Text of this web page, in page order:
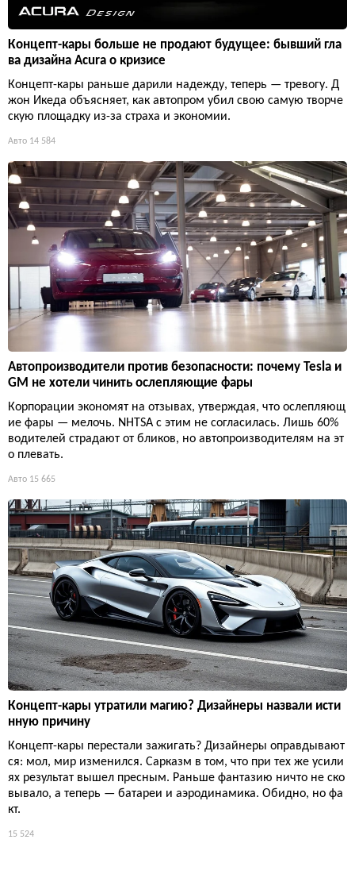
Концепт-кары больше не продают будущее: бывший гла
ва дизайна Acura о кризисе
Концепт-кары раньше дарили надежду, теперь — тревогу. Д
жон Икеда объясняет, как автопром убил свою самую творче
скую площадку из-за страха и экономии.
Авто 14 584
Автопроизводители против безопасности: почему Tesla и
GM не хотели чинить ослепляющие фары
Корпорации экономят на отзывах, утверждая, что ослепляющ
ие фары — мелочь. NHTSA с этим не согласилась. Лишь 60%
водителей страдают от бликов, но автопроизводителям на эт
о плевать.
Авто 15 665
Концепт-кары утратили магию? Дизайнеры назвали исти
нную причину
Концепт-кары перестали зажигать? Дизайнеры оправдывают
ся: мол, мир изменился. Сарказм в том, что при тех же усили
ях результат вышел пресным. Раньше фантазию ничто не ско
вывало, а теперь — батареи и аэродинамика. Обидно, но фа
кт.
15 524